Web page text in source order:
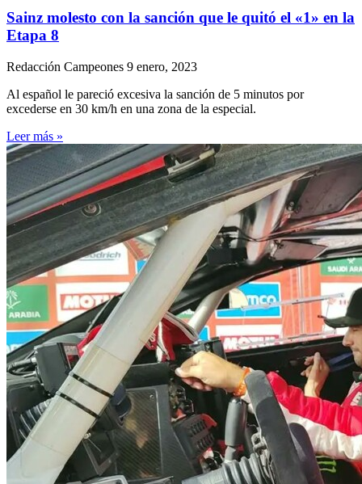
Sainz molesto con la sanción que le quitó el «1» en la
Etapa 8
Redacción Campeones 9 enero, 2023
Al español le pareció excesiva la sanción de 5 minutos por
excederse en 30 km/h en una zona de la especial.
Leer más »